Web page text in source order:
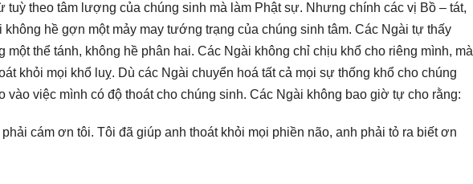
tuỳ theo tâm lượng của chúng sinh mà làm Phật sự. Nhưng chính các vị Bồ – tát,
hề gợn một mảy may tướng trạng của chúng sinh tâm. Các Ngài tự thấy
một thể tánh, không hề phân hai. Các Ngài không chỉ chịu khổ cho riêng mình, mà
khỏi mọi khổ luỵ. Dù các Ngài chuyển hoá tất cả mọi sự thống khổ cho chúng
vào việc mình có độ thoát cho chúng sinh. Các Ngài không bao giờ tự cho rằng:
cám ơn tôi. Tôi đã giúp anh thoát khỏi mọi phiền não, anh phải tỏ ra biết ơn